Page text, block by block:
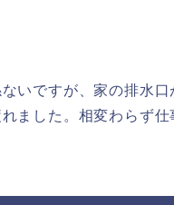
いですが、家の排水
ました。相変わらず